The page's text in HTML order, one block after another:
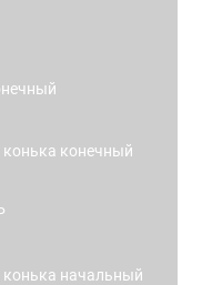
конька конечный
конька начальный